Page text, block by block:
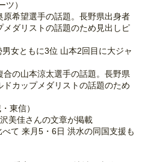
）
希望選手の話題。長野県出身者
ダリストの話題のため見出しピ
女ともに3位 山本2回目に大ジャ
の山本涼太選手の話題。長野県
カップメダリストの話題のため
東信）
美佳さんの文章が掲載
て 来月5・6日 洪水の同国支援も